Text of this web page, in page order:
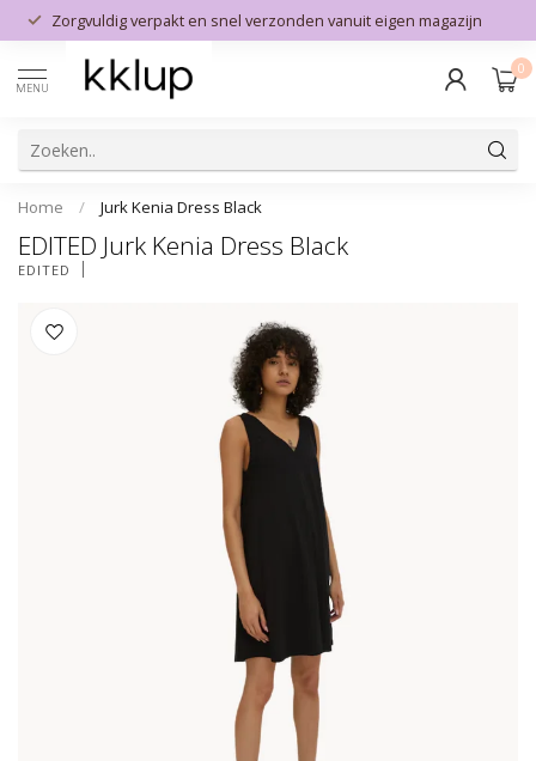
Zorgvuldig verpakt en snel verzonden vanuit eigen magazijn
MENU
0
Home / Jurk Kenia Dress Black
EDITED Jurk Kenia Dress Black
EDITED